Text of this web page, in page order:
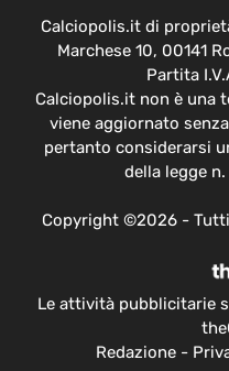
Calciopolis.it di
Marchese 10, 00141
Partita
Calciopolis.it non è una
viene aggiornato
pertanto considerarsi
della legge
Copyright ©2026 -
Le attività pubblicitarie
Redazione-